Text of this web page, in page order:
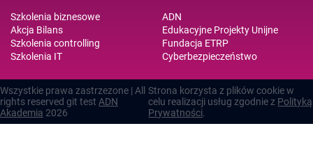
Szkolenia biznesowe
Akcja Bilans
Szkolenia controlling
Szkolenia IT
ADN
Edukacyjne Projekty Unijne
Fundacja ETRP
Cyberbezpieczeństwo
Wszystkie prawa zastrzezone | All
rights reserved git test ADN
Akademia 2026
Strona korzysta z plików cookie w
celu realizacji usług zgodnie z Polityką
Prywatności.